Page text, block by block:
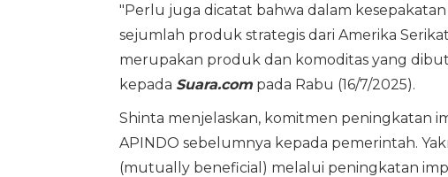
"Perlu juga dicatat bahwa dalam
sejumlah produk strategis dari Amerika
merupakan produk dan komoditas yang
kepada Suara.compada Rabu (16/7/2025).
Shinta menjelaskan, komitmen peningkatan
APINDO sebelumnya kepada pemerintah.
(mutually beneficial) melalui peningkatan